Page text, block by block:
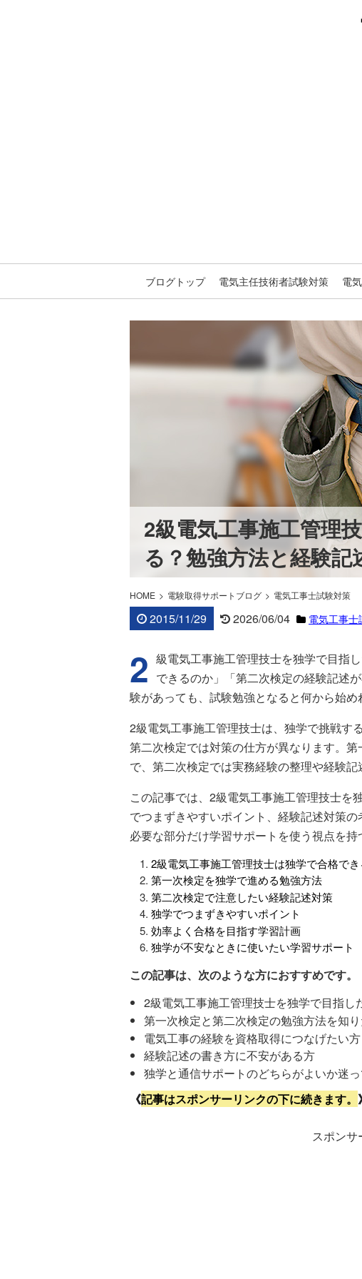
ブログトップ 電気主任技術者試験対策 電
2級電気工事施工管理
る？勉強方法と経験記
HOME 電験取得サポートブログ 電気工事士試験対策
2015/11/29 2026/06/04 電気工事士
2 級電気工事施工管理技士を独学で目指
できるのか」「第二次検定の経験記述
験があっても、試験勉強となると何から始め
2級電気工事施工管理技士は、独学で挑戦す
第二次検定では対策の仕方が異なります。
で、第二次検定では実務経験の整理や経験記
この記事では、2級電気工事施工管理技士を
でつまずきやすいポイント、経験記述対策
必要な部分だけ学習サポートを使う視点を持
2級電気工事施工管理技士は独学で合格で
第一次検定を独学で進める勉強方法
第二次検定で注意したい経験記述対策
独学でつまずきやすいポイント
効率よく合格を目指す学習計画
独学が不安なときに使いたい学習サポート
この記事は、次のような方におすすめです。
2級電気工事施工管理技士を独学で目指し
第一次検定と第二次検定の勉強方法を知
電気工事の経験を資格取得につなげたい方
経験記述の書き方に不安がある方
独学と通信サポートのどちらがよいか迷
《記事はスポンサーリンクの下に続きます。
スポンサ